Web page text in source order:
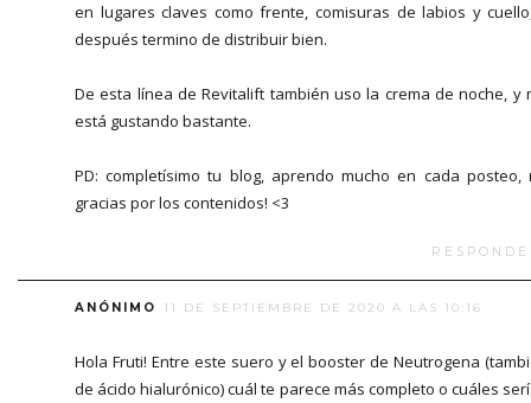
en lugares claves como frente, comisuras de labios y
después termino de distribuir bien.
De esta línea de Revitalift también uso la crema de noche, y
está gustando bastante.
PD: completísimo tu blog, aprendo mucho en cada posteo,
gracias por los contenidos! <3
ANÓNIMO 11 DE SEPTIEMBRE DE 2020 A LAS 10:16
Hola Fruti! Entre este suero y el booster de Neutrogena
de ácido hialurónico) cuál te parece más completo o cuáles